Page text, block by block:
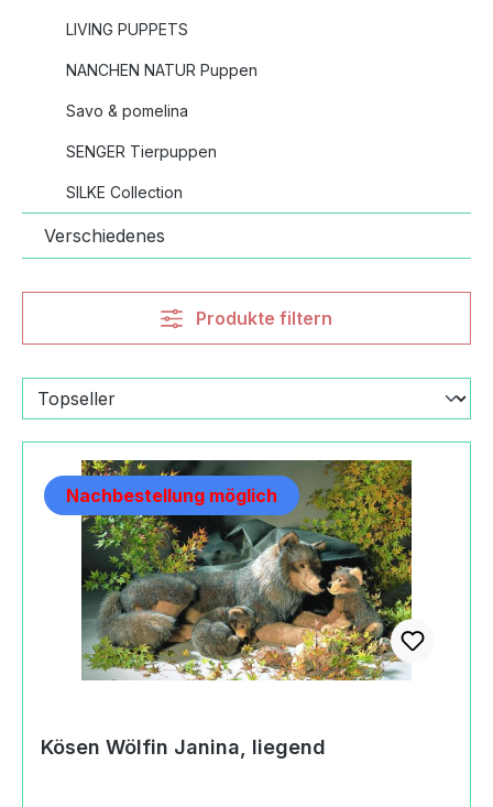
LIVING PUPPETS
NANCHEN NATUR Puppen
Savo & pomelina
SENGER Tierpuppen
SILKE Collection
Verschiedenes
Produkte filtern
Nachbestellung möglich
Kösen Wölfin Janina, liegend